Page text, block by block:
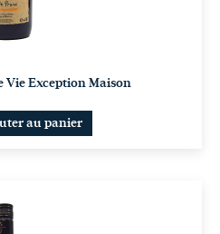
Vie Exception Maison
au panier